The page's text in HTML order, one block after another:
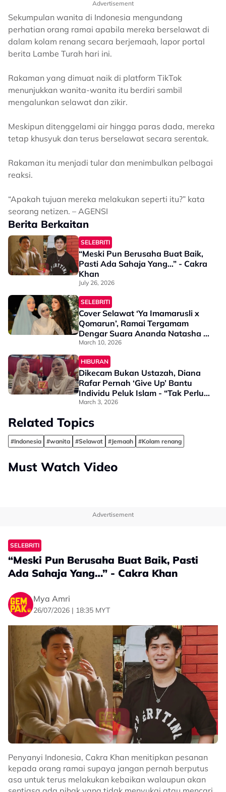
Advertisement
Sekumpulan wanita di Indonesia mengundang
perhatian orang ramai apabila mereka berselawat di
dalam kolam renang secara berjemaah, lapor portal
berita Lambe Turah hari ini.
Rakaman yang dimuat naik di platform TikTok
menunjukkan wanita-wanita itu berdiri sambil
mengalunkan selawat dan zikir.
Meskipun ditenggelami air hingga paras dada, mereka
tetap khusyuk dan terus berselawat secara serentak.
Rakaman itu menjadi tular dan menimbulkan pelbagai
reaksi.
“Apakah tujuan mereka melakukan seperti itu?” kata
seorang netizen. – AGENSI
Berita Berkaitan
SELEBRITI
“Meski Pun Berusaha Buat Baik,
Pasti Ada Sahaja Yang…” - Cakra
Khan
July 26, 2026
SELEBRITI
Cover Selawat ‘Ya Imamarusli x
Qomarun’, Ramai Tergamam
Dengar Suara Ananda Natasha -
“Merdunya Suara, Tenang”
March 10, 2026
HIBURAN
Dikecam Bukan Ustazah, Diana
Rafar Pernah ‘Give Up’ Bantu
Individu Peluk Islam - “Tak Perlu
Ada Gelaran Untuk Sebarkan
March 3, 2026
Related Topics
#Indonesia #wanita #Selawat #Jemaah #Kolam renang
Must Watch Video
Advertisement
SELEBRITI
“Meski Pun Berusaha Buat Baik, Pasti
Ada Sahaja Yang…” - Cakra Khan
Mya Amri
26/07/2026 | 18:35 MYT
Penyanyi Indonesia, Cakra Khan menitipkan pesanan
kepada orang ramai supaya jangan pernah berputus
asa untuk terus melakukan kebaikan walaupun akan